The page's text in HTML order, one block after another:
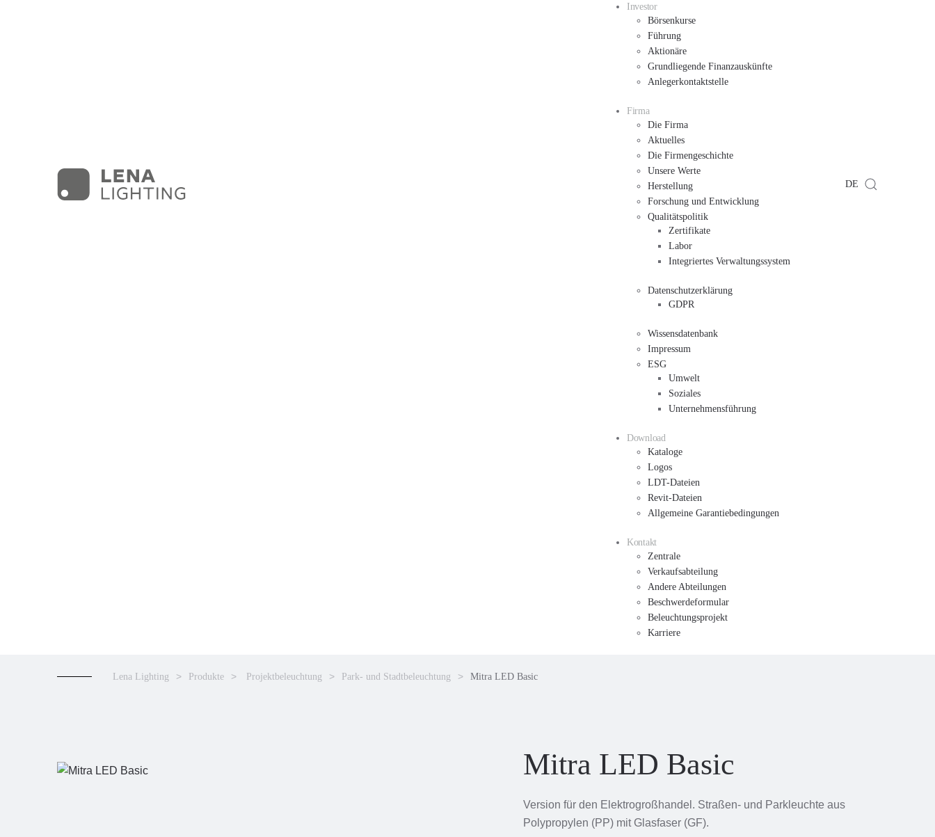
Investor
Börsenkurse
Führung
Aktionäre
Grundliegende Finanzauskünfte
Anlegerkontaktstelle
Firma
Die Firma
Aktuelles
Die Firmengeschichte
Unsere Werte
Herstellung
Forschung und Entwicklung
Qualitätspolitik
Zertifikate
Labor
Integriertes Verwaltungssystem
Datenschutzerklärung
GDPR
Wissensdatenbank
Impressum
ESG
Umwelt
Soziales
Unternehmensführung
Download
Kataloge
Logos
LDT-Dateien
Revit-Dateien
Allgemeine Garantiebedingungen
Kontakt
Zentrale
Verkaufsabteilung
Andere Abteilungen
Beschwerdeformular
Beleuchtungsprojekt
Karriere
DE
Lena Lighting Produkte Projektbeleuchtung Park- und Stadtbeleuchtung Mitra LED Basic
Mitra LED Basic
Version für den Elektrogroßhandel. Straßen- und Parkleuchte aus
Polypropylen (PP) mit Glasfaser (GF).